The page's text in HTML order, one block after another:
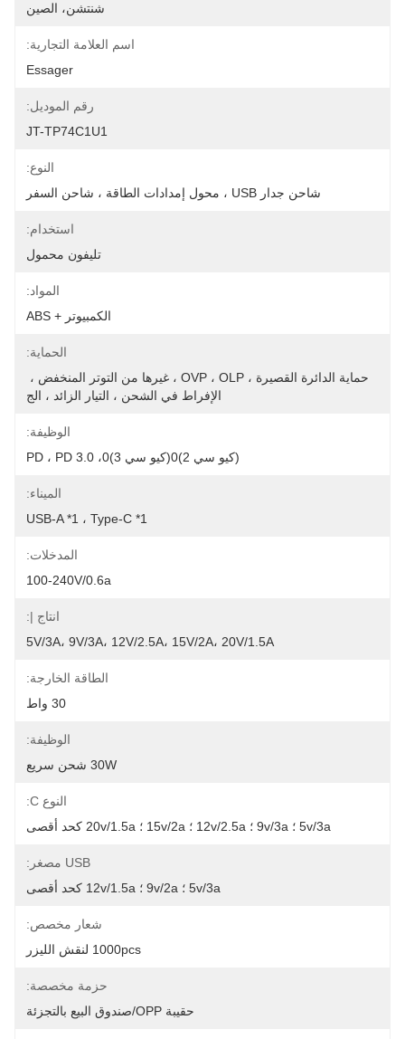
شنتشن، الصين
اسم العلامة التجارية:
Essager
رقم الموديل:
JT-TP74C1U1
النوع:
شاحن جدار USB ، محول إمدادات الطاقة ، شاحن السفر
استخدام:
تليفون محمول
المواد:
الكمبيوتر + ABS
الحماية:
الإفراط في الشحن ، التيار الزائد ، الج
الوظيفة:
(كيو سي 2)0(كيو سي 3)0، PD ، PD 3.0
الميناء:
USB-A *1 ، Type-C *1
المدخلات:
100-240V/0.6a
انتاج |:
5V/3A، 9V/3A، 12V/2.5A، 15V/2A، 20V/1.5A
الطاقة الخارجة:
30 واط
الوظيفة:
30W شحن سريع
النوع C:
5v/3a ؛ 9v/3a ؛ 12v/2.5a ؛ 15v/2a ؛ 20v/1.5a كحد أقصى
USB مصغر:
5v/3a ؛ 9v/2a ؛ 12v/1.5a كحد أقصى
شعار مخصص:
1000pcs لنقش الليزر
حزمة مخصصة:
حقيبة OPP/صندوق البيع بالتجزئة